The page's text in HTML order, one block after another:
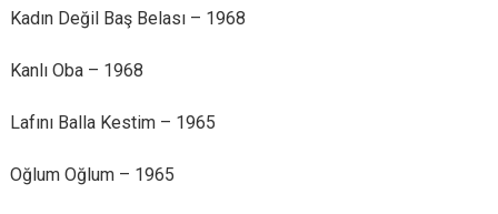
Kadın Değil Baş Belası – 1968
Kanlı Oba – 1968
Lafını Balla Kestim – 1965
Oğlum Oğlum – 1965